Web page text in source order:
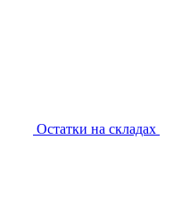
Остатки на складах